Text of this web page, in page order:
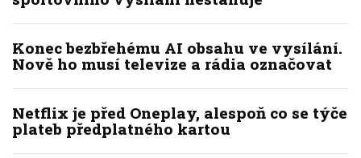
Konec bezbřehému AI obsahu ve vysílání.
Nově ho musí televize a rádia označovat
Netflix je před Oneplay, alespoň co se týče
plateb předplatného kartou